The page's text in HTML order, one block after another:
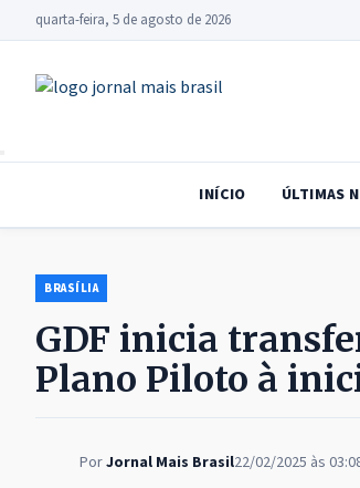
quarta-feira, 5 de agosto de 2026
INÍCIO ÚLTIMAS
BRASÍLIA
GDF inicia
Plano Piloto à
PorJornal Mais Brasil22/02/2025 às